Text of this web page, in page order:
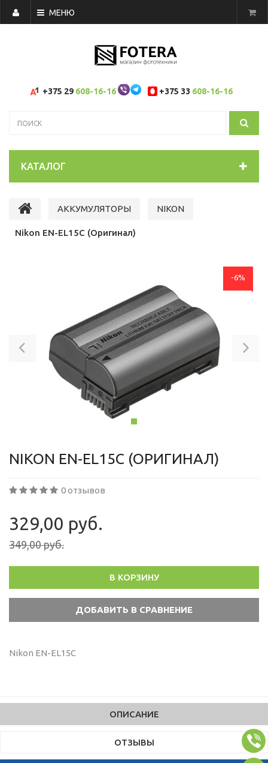
МЕНЮ
+375 29 608-16-16 +375 33 608-16-16
КАТАЛОГ
АККУМУЛЯТОРЫ NIKON
Nikon EN-EL15C (Оригинал)
-6%
Previous
NIKON EN-EL15C (ОРИГИНАЛ)
0 отзывов
329,00 руб.
349,00 руб.
В КОРЗИНУ
Nikon EN-EL15C
ОПИСАНИЕ
ОТЗЫВЫ